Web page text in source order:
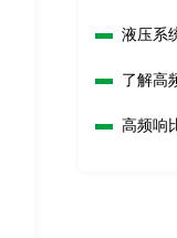
液压系
了解高
高频响